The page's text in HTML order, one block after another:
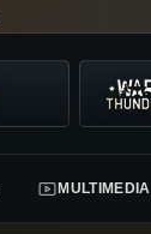
MULTIMEDIA